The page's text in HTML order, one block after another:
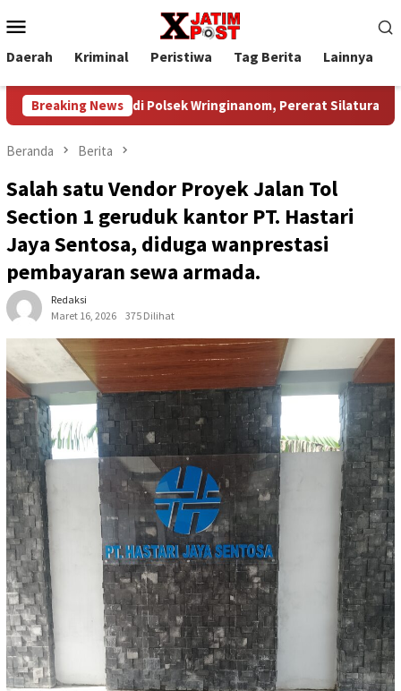
ke
kontenMobile
Daerah Kriminal Peristiwa Tag Berita Lainnya
Breaking News
di Polsek Wringinanom, Pererat Silaturahmi dan Berbagi
Beranda Berita
Salah satu Vendor Proyek Jalan Tol
Section 1 geruduk kantor PT. Hastari
Jaya Sentosa, diduga wanprestasi
pembayaran sewa armada.
Redaksi
Maret 16, 2026
375 Dilihat